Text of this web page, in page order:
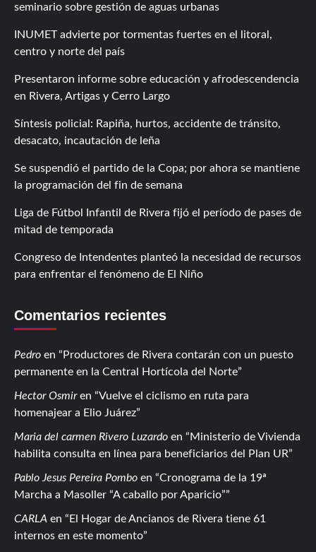
seminario sobre gestión de aguas urbanas
INUMET advierte por tormentas fuertes en el litoral,
centro y norte del país
Presentaron informe sobre educación y afrodescendencia
en Rivera, Artigas y Cerro Largo
Síntesis policial: Rapiña, hurtos, accidente de tránsito,
desacato, incautación de leña
Se suspendió el partido de la Copa; por ahora se mantiene
la programación del fin de semana
Liga de Fútbol Infantil de Rivera fijó el período de pases de
mitad de temporada
Congreso de Intendentes planteó la necesidad de recursos
para enfrentar el fenómeno de El Niño
Comentarios recientes
Pedro en
Productores de Rivera contarán con un puesto
permanente en la Central Hortícola del Norte
Hector Osmiren
Vuelve el ciclismo en ruta para
homenajear a Elio Juárez
Maria del carmen Rivero Luzardo en
Ministerio de Vivienda
habilita consulta en línea para beneficiarios del Plan UR
Pablo Jesus Pereira Pombo en
Cronograma de la 19ª
Marcha a Masoller “A caballo por Aparicio”
CARLA en
El Hogar de Ancianos de Rivera tiene 61
internos en este momento